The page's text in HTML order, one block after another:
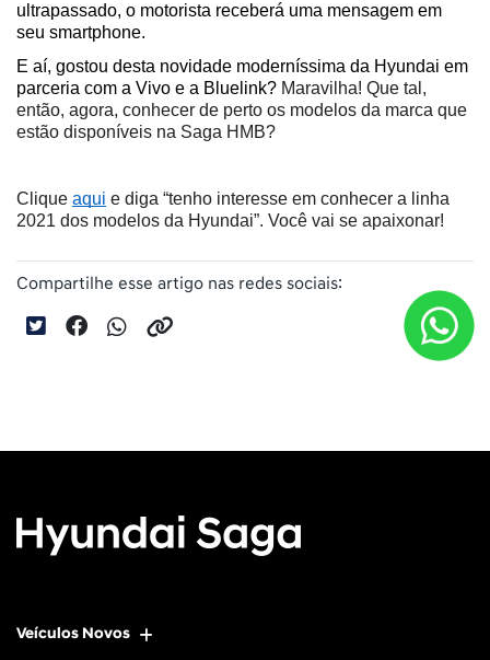
ultrapassado, o motorista receberá uma mensagem em
seu smartphone.
E aí, gostou desta novidade moderníssima da Hyundai em
parceria com a Vivo e a Bluelink? Maravilha! Que tal,
então, agora, conhecer de perto os modelos da marca que
estão disponíveis na Saga HMB?
Clique aqui e diga “tenho interesse em conhecer a linha
2021 dos modelos da Hyundai”. Você vai se apaixonar!
Compartilhe esse artigo nas redes sociais:
Veículos Novos